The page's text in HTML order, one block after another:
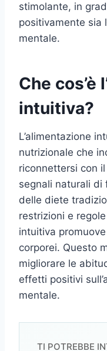
stimolante, in
positivamente sia
mentale.
Che cos’è
intuitiva?
L’alimentazione
nutrizionale che
riconnettersi con
segnali naturali di
delle diete
restrizioni e
intuitiva
corporei. Questo
migliorare le
effetti positivi
mentale.
TI POTREBBE